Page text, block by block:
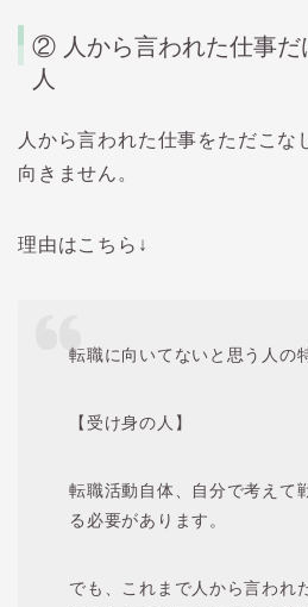
② 人から言われた仕事だ
人
人から言われた仕事をただこな
向きません。
理由はこちら↓
転職に向いてないと思う人の
【受け身の人】
転職活動自体、自分で考えて
る必要があります。
でも、これまで人から言われ